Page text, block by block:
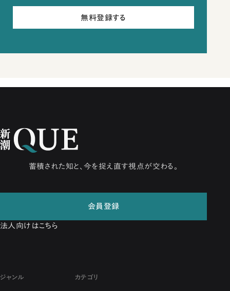
無料登録する
蓄積された知と、今を捉え直す視点が交わる。
会員登録
法人向けはこちら
ジャンル カテゴリ